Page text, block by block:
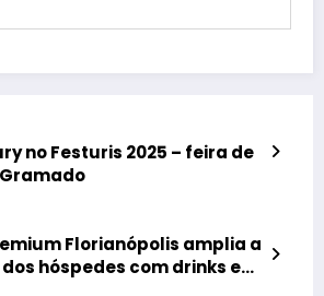
no Festuris 2025 – feira de
Florianópolis amplia a
hóspedes com drinks e